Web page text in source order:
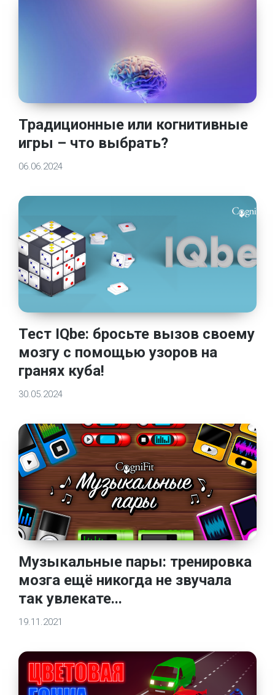
Традиционные или когнитивные
игры – что выбрать?
06.06.2024
Тест IQbe: бросьте вызов своему
мозгу с помощью узоров на
гранях куба!
30.05.2024
Музыкальные пары: тренировка
мозга ещё никогда не звучала
так увлекате...
19.11.2021